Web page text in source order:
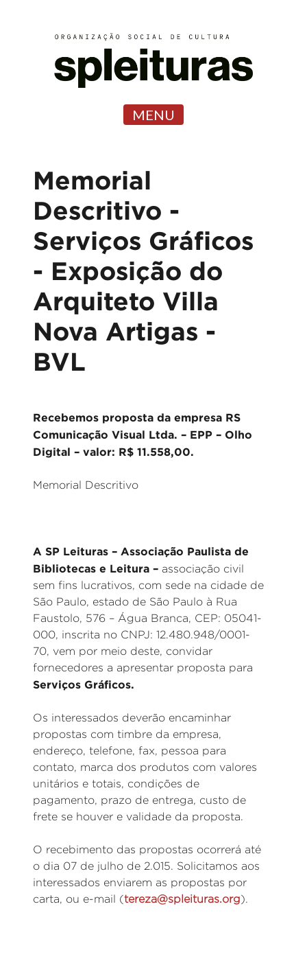
MENU
Memorial
Descritivo -
Serviços Gráficos
- Exposição do
Arquiteto Villa
Nova Artigas -
BVL
Recebemos proposta da empresa RS
Comunicação Visual Ltda. – EPP – Olho
Digital – valor: R$ 11.558,00.
Memorial Descritivo
A SP Leituras – Associação Paulista de
Bibliotecas e Leitura – associação civil
sem fins lucrativos, com sede na cidade de
São Paulo, estado de São Paulo à Rua
Faustolo, 576 – Água Branca, CEP: 05041-
000, inscrita no CNPJ: 12.480.948/0001-
70, vem por meio deste, convidar
fornecedores a apresentar proposta para
Serviços Gráficos.
Os interessados deverão encaminhar
propostas com timbre da empresa,
endereço, telefone, fax, pessoa para
contato, marca dos produtos com valores
unitários e totais, condições de
pagamento, prazo de entrega, custo de
frete se houver e validade da proposta.
O recebimento das propostas ocorrerá até
o dia 07 de julho de 2.015. Solicitamos aos
interessados enviarem as propostas por
carta, ou e-mail (tereza@spleituras.org).